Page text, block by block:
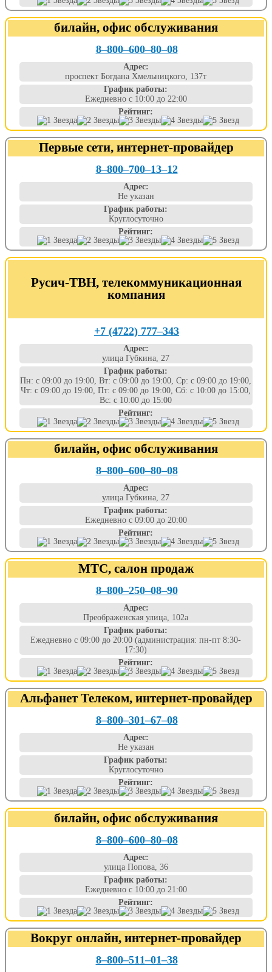
билайн, офис обслуживания
8‒800‒600‒80‒08
Адрес:
проспект Богдана Хмельницкого, 137т
График работы:
Ежедневно с 10:00 до 22:00
Рейтинг:
Первые сети, интернет-провайдер
8‒800‒700‒13‒12
Адрес:
Не указан
График работы:
Круглосуточно
Рейтинг:
Русич-ТВН, телекоммуникационная
компания
+7 (4722) 777‒343
Адрес:
улица Губкина, 27
График работы:
Пн: с 09:00 до 19:00, Вт: с 09:00 до 19:00, Ср: с 09:00 до 19:00,
Чт: с 09:00 до 19:00, Пт: с 09:00 до 19:00, Сб: с 10:00 до 15:00,
Вс: с 10:00 до 15:00
Рейтинг:
билайн, офис обслуживания
8‒800‒600‒80‒08
Адрес:
улица Губкина, 27
График работы:
Ежедневно с 09:00 до 20:00
Рейтинг:
МТС, салон продаж
8‒800‒250‒08‒90
Адрес:
Преображенская улица, 102а
График работы:
Ежедневно с 09:00 до 20:00 (администрация: пн-пт 8:30-
17:30)
Рейтинг:
Альфанет Телеком, интернет-провайдер
8‒800‒301‒67‒08
Адрес:
Не указан
График работы:
Круглосуточно
Рейтинг:
билайн, офис обслуживания
8‒800‒600‒80‒08
Адрес:
улица Попова, 36
График работы:
Ежедневно с 10:00 до 21:00
Рейтинг:
Вокруг онлайн, интернет-провайдер
8‒800‒511‒01‒38